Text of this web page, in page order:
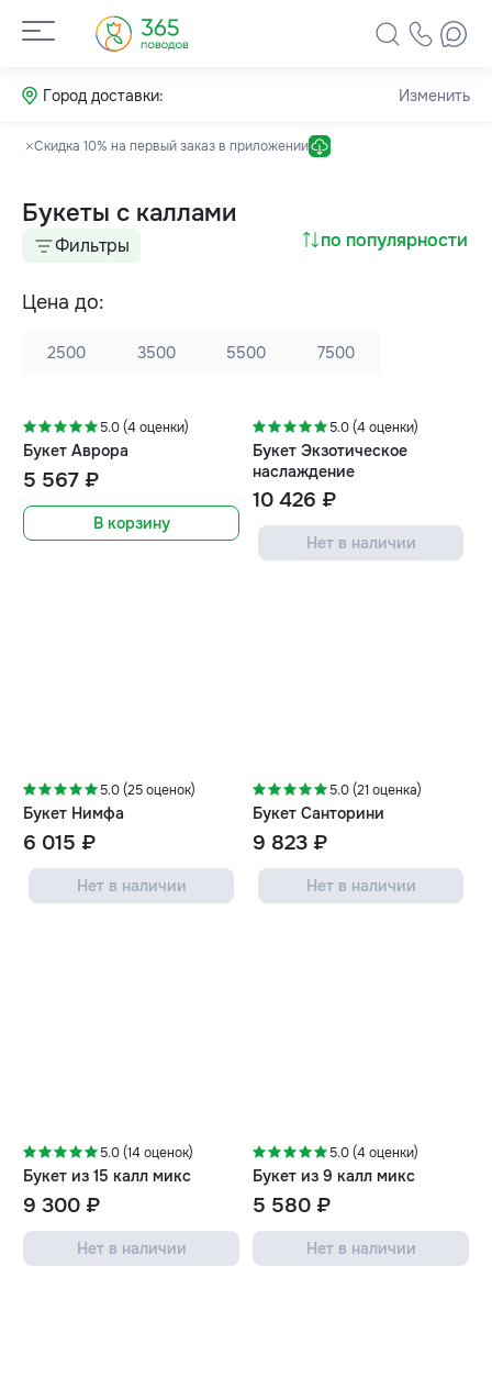
Город доставки: Изменить
Скидка 10% на первый заказ в приложении
Букеты с каллами
по популярности
Фильтры
Цена до:
2500 3500 5500 7500
5.0 (4 оценки)
Букет Аврора
5 567 ₽
В корзину
5.0 (4 оценки)
Букет Экзотическое
наслаждение
10 426 ₽
Нет в наличии
5.0 (25 оценок)
Букет Нимфа
6 015 ₽
Нет в наличии
5.0 (21 оценка)
Букет Санторини
9 823 ₽
Нет в наличии
5.0 (14 оценок)
Букет из 15 калл микс
9 300 ₽
Нет в наличии
5.0 (4 оценки)
Букет из 9 калл микс
5 580 ₽
Нет в наличии